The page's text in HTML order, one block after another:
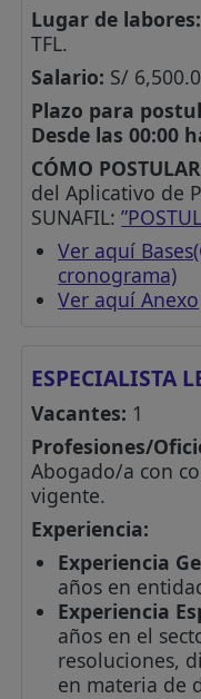
Lugar de labores:
TFL.
Salario: S/
Plazo para
Desde las 00:00
CÓMO
del Aplicativo de
SUNAFIL:
Ver aquí
cronograma)
Ver aquí Anexo
ESPECIALISTA
Vacantes: 1
Profesiones/
Abogado/a con
vigente.
Experiencia:
Experiencia
años en
Experiencia
años en el
resoluciones,
en materia de